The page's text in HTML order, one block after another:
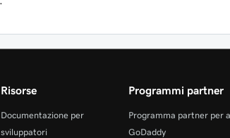
Risorse
Documentazione per
sviluppatori
Programmi partner
Programma partner per
GoDaddy